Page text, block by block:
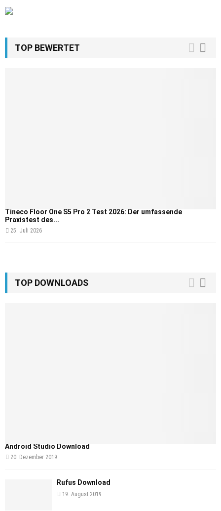
TOP BEWERTET
Tineco Floor One S5 Pro 2 Test 2026: Der umfassende
Praxistest des...
25. Juli 2026
TOP DOWNLOADS
Android Studio Download
20. Dezember 2019
Rufus Download
19. August 2019